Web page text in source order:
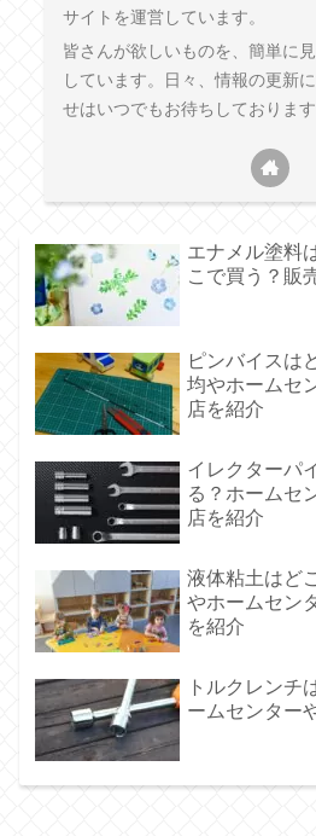
サイトを運営しています。
皆さんが欲しいものを、簡単に
しています。日々、情報の更新
せはいつでもお待ちしております
エナメル塗料
こで買う？販
ピンバイスは
均やホームセ
店を紹介
イレクターパ
る？ホームセ
店を紹介
液体粘土はど
やホームセン
を紹介
トルクレンチ
ームセンター